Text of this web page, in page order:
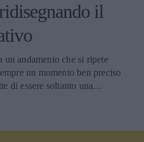
il
un andamento che si ripete
un momento ben preciso
di essere soltanto una